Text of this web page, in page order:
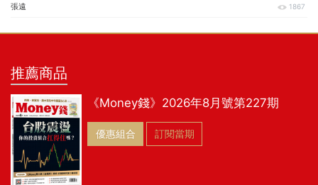
張遠 1867
推薦商品
《Money錢》2026年8月號第227期
優惠組合 訂閱當期